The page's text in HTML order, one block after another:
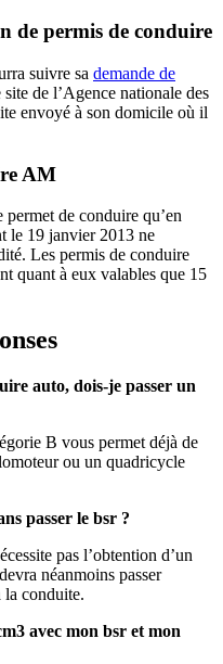
de permis de conduire
suivre sa demande de
de l’Agence nationale des
envoyé à son domicile où il
AM
de conduire qu’en
le 19 janvier 2013 ne
Les permis de conduire
quant à eux valables que 15
auto, dois-je passer un
B vous permet déjà de
ou un quadricycle
passer le bsr ?
pas l’obtention d’un
néanmoins passer
la conduite.
avec mon bsr et mon